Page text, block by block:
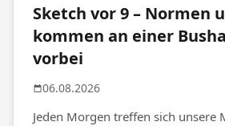
Sketch vor 9 – Normen
kommen an einer
vorbei
06.08.2026
Jeden Morgen treffen sich unsere